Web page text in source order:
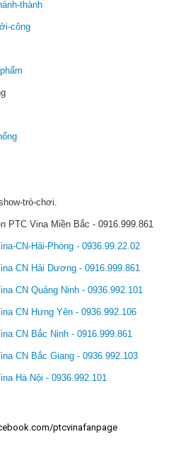
thành
công
trò-chơi.
PTC Vina Miền Bắc - 0916.999.861
CN-Hải-Phòng - 0936.99.22.02
CN Hải Dương - 0916.999.861
CN Quảng Ninh - 0936.992.101
CN Hưng Yên - 0936.992.106
CN Bắc Ninh - 0916.999.861
CN Bắc Giang - 0936.992.103
Hà Nội - 0936.992.101
ptcvinafanpage